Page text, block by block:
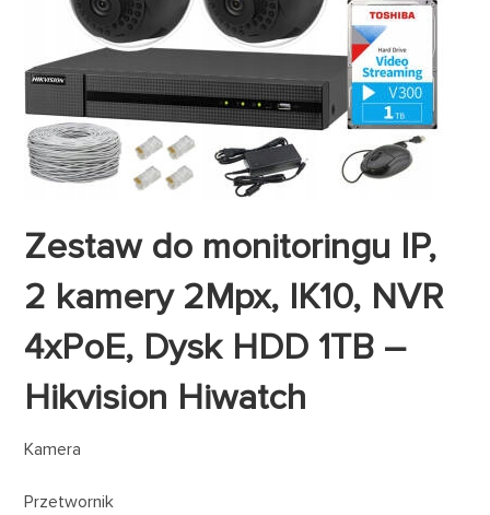
Zestaw do monitoringu IP,
2 kamery 2Mpx, IK10, NVR
4xPoE, Dysk HDD 1TB –
Hikvision Hiwatch
Kamera
Przetwornik